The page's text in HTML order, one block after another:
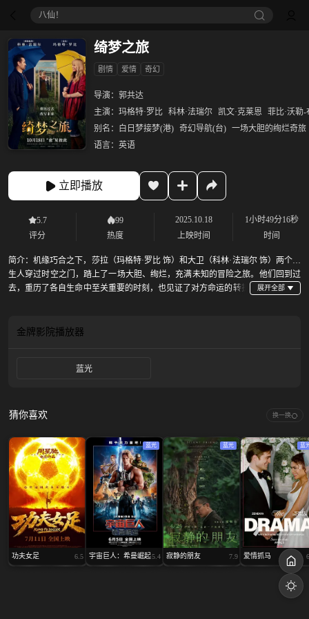
八仙！
绮梦之旅
剧情 爱情 奇幻
导演： 郭共达
主演： 玛格特·罗比 科林·法瑞尔 凯文·克莱恩 菲比·沃勒-
别名：
白日梦接梦(港) 奇幻导航(台) 一场大胆的绚烂奇旅
语言： 英语
立即播放
5.7
评分
99
热度
2025.10.18
上映时间
1小时49分16秒
时间
简介：机缘巧合之下，莎拉（玛格特·罗比 饰）和大卫（科林·法瑞尔 饰）两个陌
生人穿过时空之门，踏上了一场大胆、绚烂，充满未知的冒险之旅。他们回到过
去，重历了各自生命中至关重要的时刻，也见证了对方命运的转折
金牌影院播放器
蓝光
猜你喜欢 换一换
功夫女足 6.5
蓝光
宇宙巨人：希曼崛起5.4
蓝光
寂静的朋友 7.9
蓝
爱情抓马